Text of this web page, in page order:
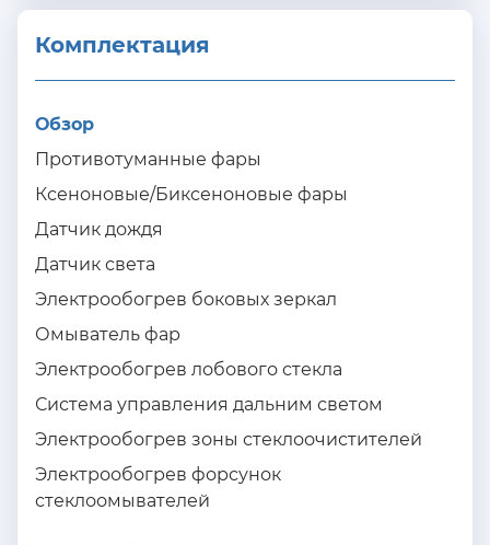
Комплектация
Обзор
Противотуманные фары
Ксеноновые/Биксеноновые фары
Датчик дождя
Датчик света
Электрообогрев боковых зеркал
Омыватель фар
Электрообогрев лобового стекла
Система управления дальним светом
Электрообогрев зоны стеклоочистителей
Электрообогрев форсунок
стеклоомывателей